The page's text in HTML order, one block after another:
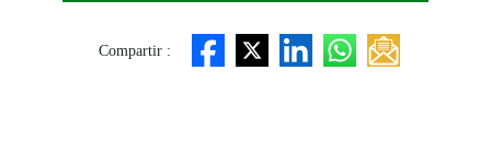
Compartir :